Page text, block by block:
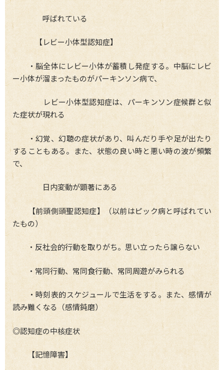
呼ばれている
【レビー小体型認知症】
・脳全体にレビー小体が蓄積し発症する。中脳にレビ
ー小体が溜まったものがパーキンソン病で、
レビー小体型認知症は、パーキンソン症候群と似
た症状が現れる
・幻覚、幻聴の症状があり、叫んだり手や足が出たり
することもある。また、状態の良い時と悪い時の波が頻繁
で、
日内変動が顕著にある
【前頭側頭聖認知症】（以前はピック病と呼ばれてい
たもの）
・反社会的行動を取りがち。思い立ったら譲らない
・常同行動、常同食行動、常同周遊がみられる
・時刻表的スケジュールで生活をする。また、感情が
読み難くなる（感情鈍磨）
◎認知症の中核症状
【記憶障害】